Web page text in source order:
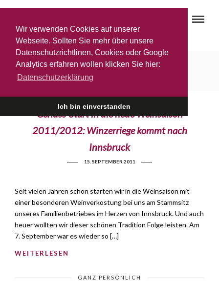
Wir verwenden Cookies auf unserer
Webseite. Sollten Sie mehr über unsere
Datenschutzrichtlinen, Cookies oder Google
Analytics erfahren wollen klicken Sie hier:
Datenschutzerklärung
Ich bin einverstanden
Martinshof
Genuss-Start in die neue Weinsaison
2011/2012: Winzerriege kommt nach
Innsbruck
15. SEPTEMBER 2011
Seit vielen Jahren schon starten wir in die Weinsaison mit
einer besonderen Weinverkostung bei uns am Stammsitz
unseres Familienbetriebes im Herzen von Innsbruck. Und auch
heuer wollten wir dieser schönen Tradition Folge leisten. Am
7. September war es wieder so […]
WEITERLESEN
GANZ PERSÖNLICH